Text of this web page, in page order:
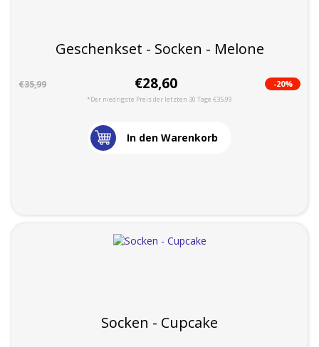
Geschenkset - Socken - Melone
€35,99 €28,60 -20%
*Der niedrigste Preis der letzten 30 Tage €35,99
In den Warenkorb
Socken - Cupcake